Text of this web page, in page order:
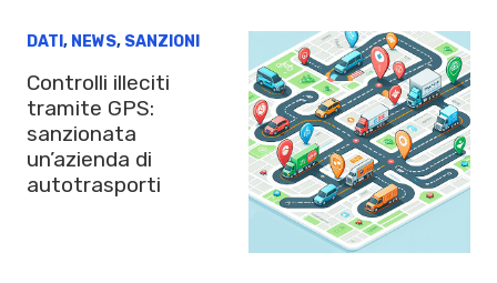
DATI , NEWS, SANZIONI
Controlli illeciti
tramite GPS:
sanzionata
un’azienda di
autotrasporti